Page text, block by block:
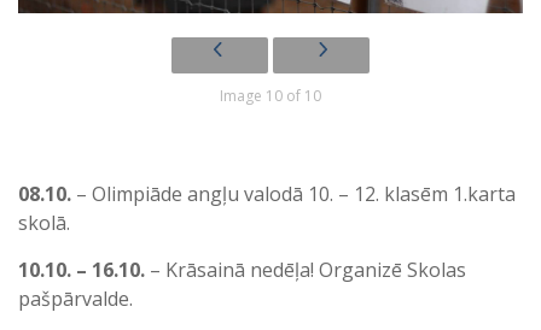
Image 10 of 10
08.10. – Olimpiāde angļu valodā 10. – 12. klasēm 1.karta
skolā.
10.10. – 16.10. – Krāsainā nedēļa! Organizē Skolas
pašpārvalde.